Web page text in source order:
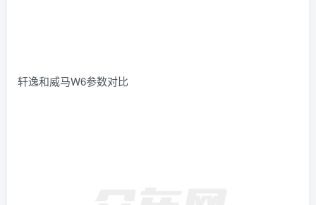
轩逸和威马W6参数对比